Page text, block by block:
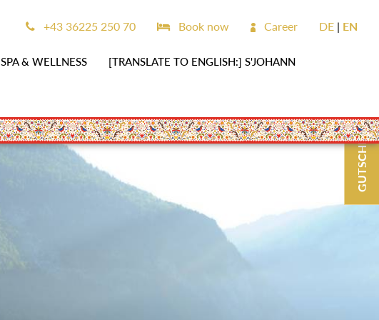
SPA & WELLNESS [TRANSLATE TO ENGLISH:] S'JOHANN
+43 36225 250 70 Book now Career DE EN
GUTSCHEINE